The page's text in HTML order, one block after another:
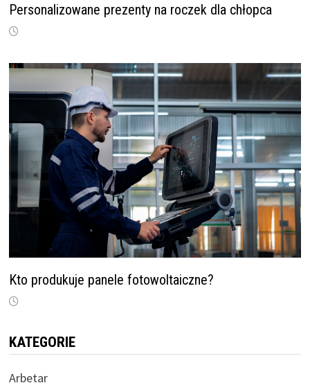
Personalizowane prezenty na roczek dla chłopca
Kto produkuje panele fotowoltaiczne?
KATEGORIE
Arbetar